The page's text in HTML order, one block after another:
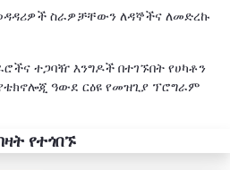
ስራዎቻቸውን ለዳኞችና ለመድረኩ
ተጋባዥ እንግዶች በተገኙበት የሀካቶን
ዓውደ ርዕዩ የመዝጊያ ፕሮግራም
የተጎበኙ